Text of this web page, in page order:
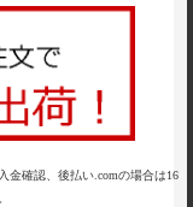
金確認、後払い.comの場合は16